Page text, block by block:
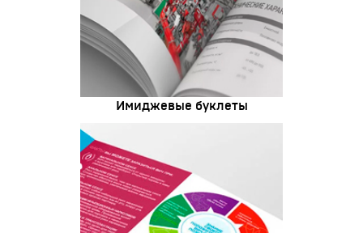
Имиджевые буклеты